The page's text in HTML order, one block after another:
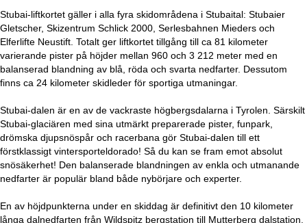
Stubai-liftkortet gäller i alla fyra skidområdena i Stubaital: Stubaier
Gletscher, Skizentrum Schlick 2000, Serlesbahnen Mieders och
Elferlifte Neustift. Totalt ger liftkortet tillgång till ca 81 kilometer
varierande pister på höjder mellan 960 och 3 212 meter med en
balanserad blandning av blå, röda och svarta nedfarter. Dessutom
finns ca 24 kilometer skidleder för sportiga utmaningar.
Stubai-dalen är en av de vackraste högbergsdalarna i Tyrolen. Särskilt
Stubai-glaciären med sina utmärkt preparerade pister, funpark,
drömska djupsnöspår och racerbana gör Stubai-dalen till ett
förstklassigt vintersporteldorado! Så du kan se fram emot absolut
snösäkerhet! Den balanserade blandningen av enkla och utmanande
nedfarter är populär bland både nybörjare och experter.
En av höjdpunkterna under en skiddag är definitivt den 10 kilometer
långa dalnedfarten från Wildspitz bergstation till Mutterberg dalstation.